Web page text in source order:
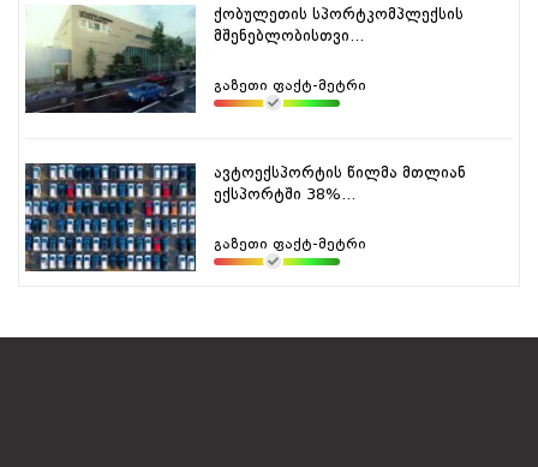
ქობულეთის სპორტკომპლექსის
მშენებლობისთვი...
გაზეთი ფაქტ-მეტრი
ავტოექსპორტის წილმა მთლიან
ექსპორტში 38%...
გაზეთი ფაქტ-მეტრი